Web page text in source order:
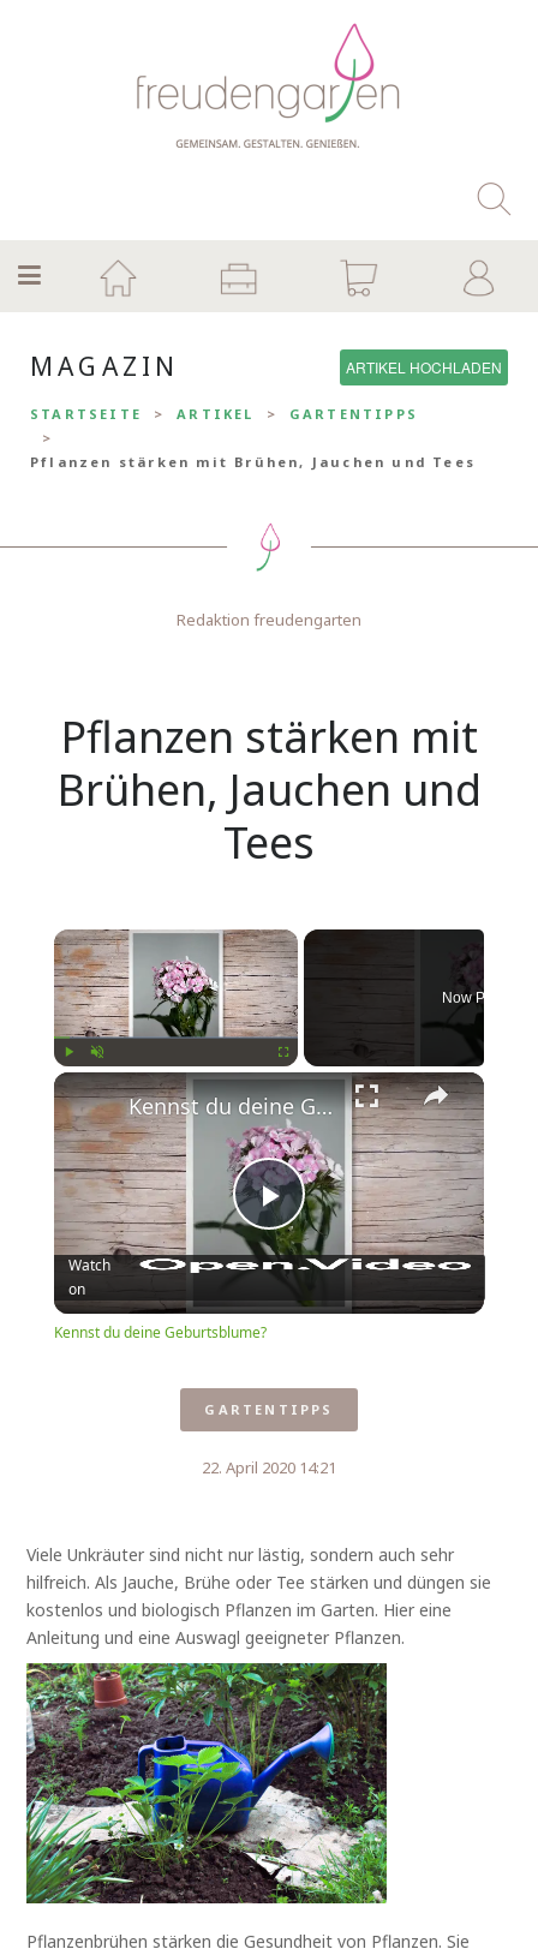
MAGAZIN ARTIKEL HOCHLADEN
STARTSEITE ARTIKEL GARTENTIPPS
Pflanzen stärken mit Brühen, Jauchen und Tees
Redaktion freudengarten
Pflanzen stärken mit
Brühen, Jauchen und
Tees
Fullscreen
Now Playing
Play
Video
Kennst du deine Geburtsblume?
Watch
on
Kennst du deine Geburtsblume?
GARTENTIPPS
22. April 2020 14:21
Viele Unkräuter sind nicht nur lästig, sondern auch sehr
hilfreich. Als Jauche, Brühe oder Tee stärken und düngen sie
kostenlos und biologisch Pflanzen im Garten. Hier eine
Anleitung und eine Auswagl geeigneter Pflanzen.
Pflanzenbrühen stärken die Gesundheit von Pflanzen. Sie